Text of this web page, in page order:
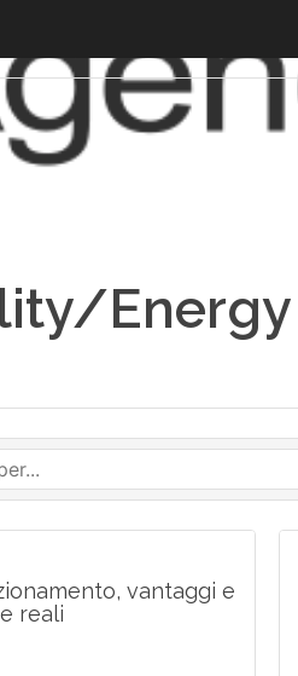
Energy
vantaggi e
reali